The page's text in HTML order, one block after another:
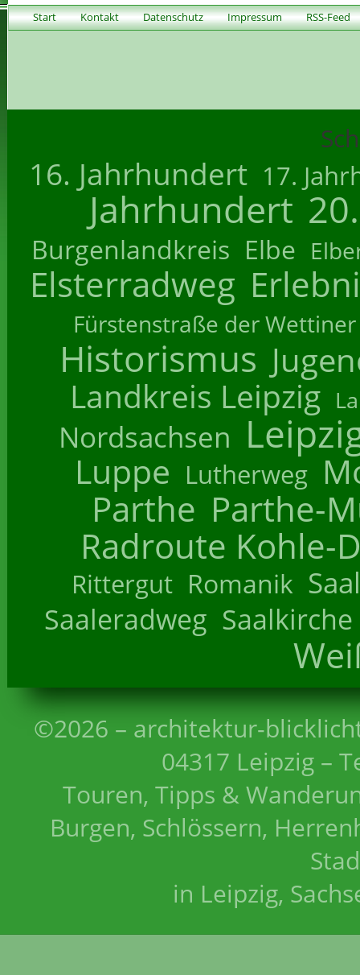
Start Kontakt Datenschutz Impressum RSS-Feed
16. Jahrhundert 17.
Jahrhundert
Burgenlandkreis Elbe
Elsterradweg
Fürstenstraße der Wettiner
Historismus
Landkreis Leipzig
Nordsachsen
Luppe Lutherweg
Parthe Parthe-
Radroute Kohle-
Rittergut Romanik
Saaleradweg Saalkirche
©2026 – architektur-
04317 Leipzig –
Touren, Tipps &
Burgen, Schlössern,
in Leipzig,